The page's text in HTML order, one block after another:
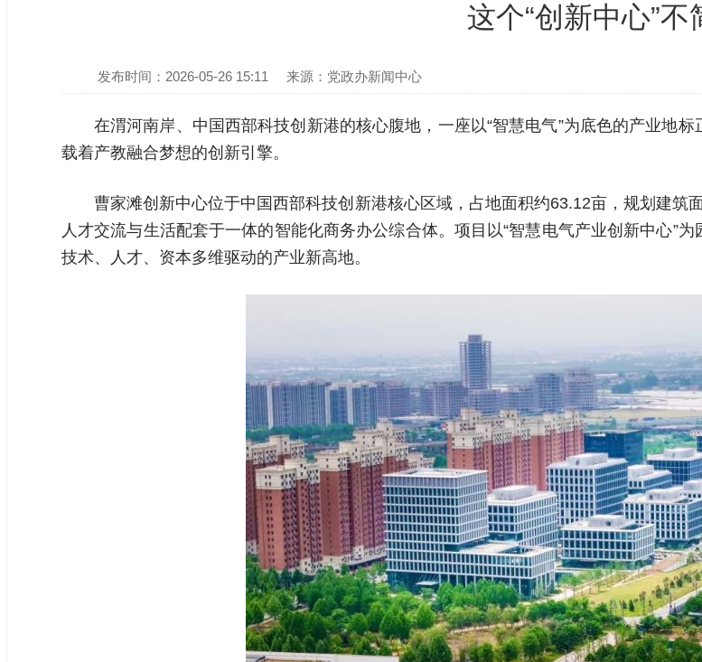
这个“创新中心”不
发布时间：2026-05-26 15:11 来源：党政办新闻中心
在渭河南岸、中国西部科技创新港的核心腹地，一座以“智慧电气”为底色的产业地
载着产教融合梦想的创新引擎。
曹家滩创新中心位于中国西部科技创新港核心区域，占地面积约63.12亩，规划建筑
人才交流与生活配套于一体的智能化商务办公综合体。项目以“智慧电气产业创新中心”
技术、人才、资本多维驱动的产业新高地。